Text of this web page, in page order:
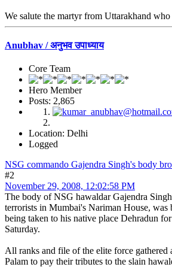
We salute the martyr from Uttarakhand
Anubhav / अनुभव उपाध्याय
Core Team
Hero Member
Posts: 2,865
Location: Delhi
Logged
NSG commando Gajendra Singh's body
#2
November 29, 2008, 12:02:58 PM
The body of NSG hawaldar Gajendra
terrorists in Mumbai's Nariman House,
being taken to his native place Dehradun
Saturday.
All ranks and file of the elite force gathered
Palam to pay their tributes to the slain